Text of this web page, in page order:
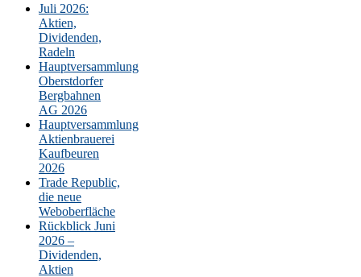
Juli 2026:
Aktien,
Dividenden,
Radeln
Hauptversammlung
Oberstdorfer
Bergbahnen
AG 2026
Hauptversammlung
Aktienbrauerei
Kaufbeuren
2026
Trade Republic,
die neue
Weboberfläche
Rückblick Juni
2026 –
Dividenden,
Aktien